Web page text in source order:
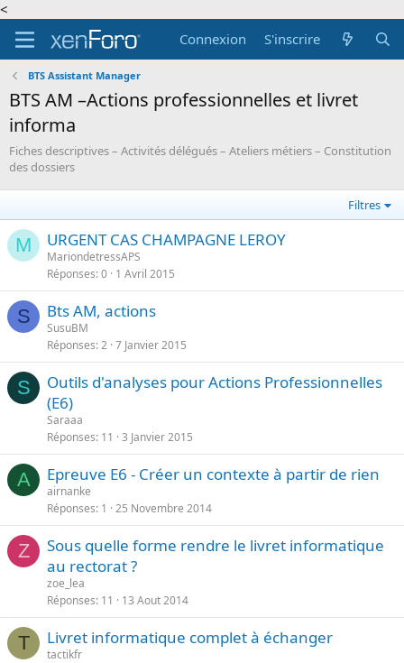
<
Connexion
S'inscrire
BTS Assistant Manager
BTS AM –Actions professionnelles et livret
informa
Fiches descriptives – Activités délégués – Ateliers métiers – Constitution
des dossiers
Filtres
M URGENT CAS CHAMPAGNE LEROY
MariondetressAPS
Réponses 0 1 Avril 2015
S Bts AM, actions
SusuBM
Réponses 2 7 Janvier 2015
S
Outils d'analyses pour Actions Professionnelles
(E6)
Saraaa
Réponses 11 3 Janvier 2015
A Epreuve E6 - Créer un contexte à partir de rien
airnanke
Réponses 1 25 Novembre 2014
Z
Sous quelle forme rendre le livret informatique
au rectorat ?
zoe_lea
Réponses 11 13 Aout 2014
T Livret informatique complet à échanger
tactikfr